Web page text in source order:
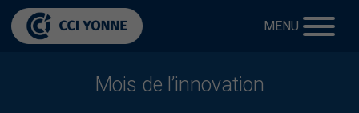
MENU
Mois de l’innovation